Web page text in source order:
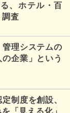
、ホテル・百
査
理システムの
企業」という
制度を創設、
「見える化」